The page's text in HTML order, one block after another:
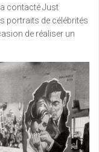
contacté Just
portraits de célébrités
de réaliser un